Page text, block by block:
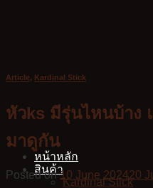
หน้าหลัก
สินค้า
Kardinal Stick
Article, Kardinal Stick
หัวks มีรุ่นไหนบ้าง
มาดูกัน
Posted on10 June 202420